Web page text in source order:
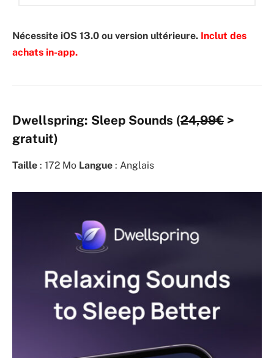
Nécessite iOS 13.0 ou version ultérieure. Inclut des
achats in-app.
Dwellspring: Sleep Sounds (24,99€ >
gratuit)
Taille : 172 Mo Langue : Anglais